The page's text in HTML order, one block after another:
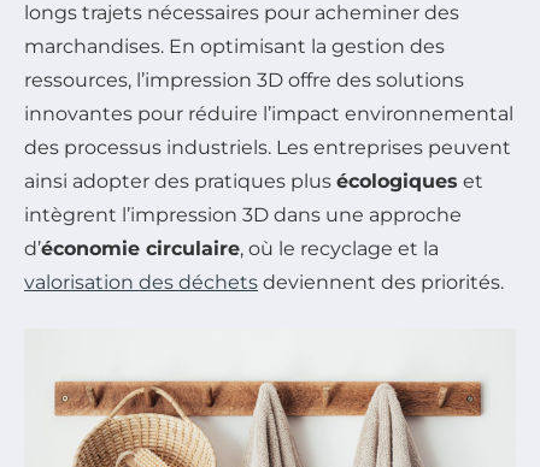
longs trajets nécessaires pour acheminer des
marchandises. En optimisant la gestion des
ressources, l’impression 3D offre des solutions
innovantes pour réduire l’impact environnemental
des processus industriels. Les entreprises peuvent
ainsi adopter des pratiques plus écologiques et
intègrent l’impression 3D dans une approche
d’économie circulaire, où le recyclage et la
valorisation des déchets deviennent des priorités.